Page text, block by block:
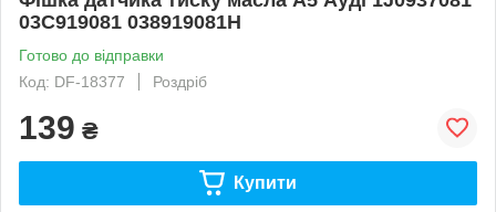
03C919081 038919081H
Готово до відправки
Код: DF-18377
Роздріб
139 ₴
Купити